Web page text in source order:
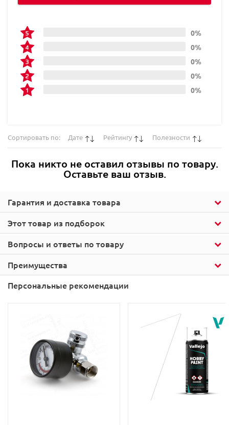
Этот товар из подборок
Гарантия и доставка товара
0%
0%
0%
0%
0%
Сортировать по: Дате Рейтингу Полезности
Пока никто не оставил отзывы по товару.
Оставьте ваш отзыв.
Вопросы и ответы по товару
Преимущества
Персональные рекомендации